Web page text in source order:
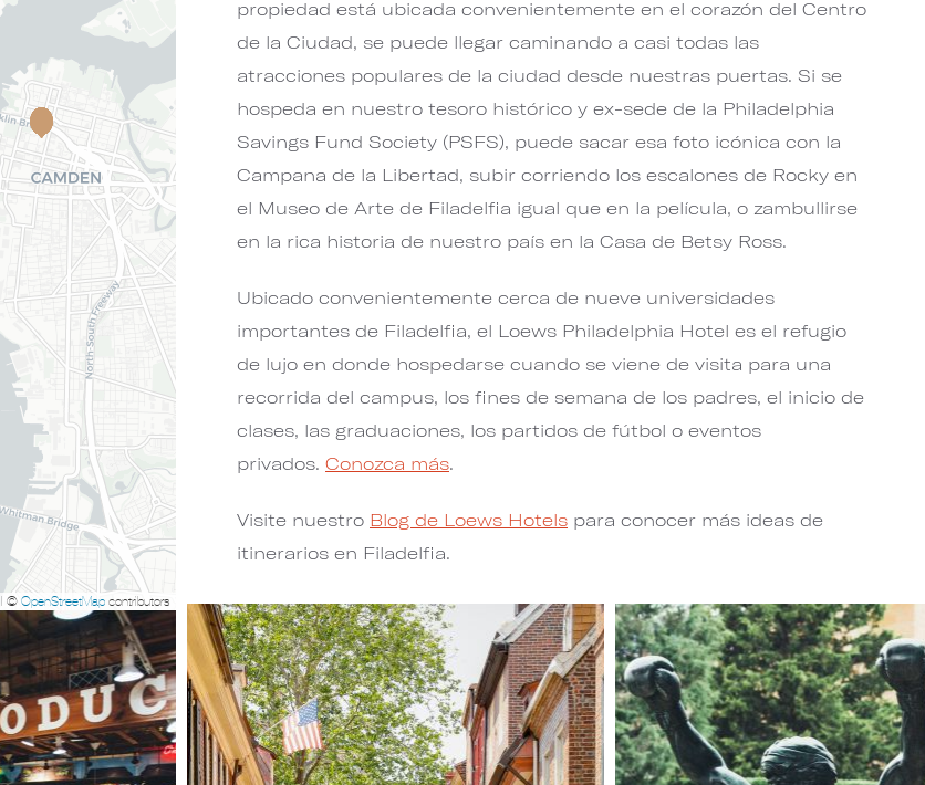
propiedad está ubicada convenientemente en el corazón del Centro
de la Ciudad, se puede llegar caminando a casi todas las
atracciones populares de la ciudad desde nuestras puertas. Si se
hospeda en nuestro tesoro histórico y ex-sede de la Philadelphia
Savings Fund Society (PSFS), puede sacar esa foto icónica con la
Campana de la Libertad, subir corriendo los escalones de Rocky en
el Museo de Arte de Filadelfia igual que en la película, o zambullirse
en la rica historia de nuestro país en la Casa de Betsy Ross.
Ubicado convenientemente cerca de nueve universidades
importantes de Filadelfia, el Loews Philadelphia Hotel es el refugio
de lujo en donde hospedarse cuando se viene de visita para una
recorrida del campus, los fines de semana de los padres, el inicio de
clases, las graduaciones, los partidos de fútbol o eventos
privados. Conozca más.
Visite nuestro Blog de Loews Hotels para conocer más ideas de
itinerarios en Filadelfia.
© OpenStreetMap contributors